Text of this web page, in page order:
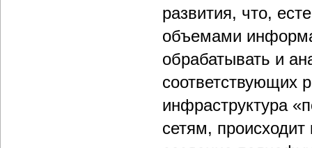
развития, что,
объемами
обрабатывать и
соответствующих
инфраструктура
сетям, происходит